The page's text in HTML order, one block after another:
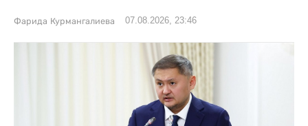
Фарида Курмангалиева 07.08.2026, 23:46